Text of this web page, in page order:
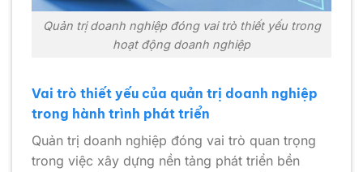
Quản trị doanh nghiệp đóng vai trò thiết yếu trong
hoạt động doanh nghiệp
Vai trò thiết yếu của quản trị doanh nghiệp
trong hành trình phát triển
Quản trị doanh nghiệp đóng vai trò quan trọng
trong việc xây dựng nền tảng phát triển bền